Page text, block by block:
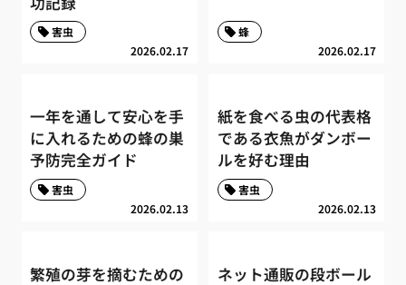
2026.02.17
害虫
2026.02.17
蜂
一年を通して安心を手
に入れるための蜂の巣
予防完全ガイド
2026.02.13
害虫
紙を食べる虫の代表格
である衣魚がダンボー
ルを好む理由
2026.02.13
害虫
繁殖の芽を摘むための ネット通販の段ボール